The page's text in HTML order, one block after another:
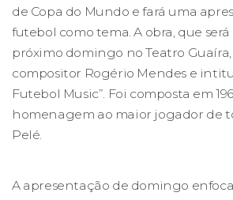
de Copa do Mundo e fará uma
futebol como tema. A obra, que
próximo domingo no Teatro
compositor Rogério Mendes e
Futebol Music”. Foi composta em
homenagem ao maior jogador de
Pelé.
A apresentação de domingo